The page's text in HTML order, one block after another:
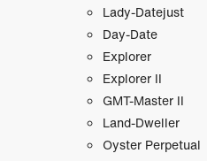
Lady-Datejust
Day-Date
Explorer
Explorer II
GMT-Master II
Land-Dweller
Oyster Perpetual